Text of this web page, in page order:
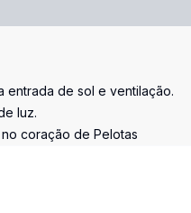
entrada de sol e ventilação.
luz.
coração de Pelotas